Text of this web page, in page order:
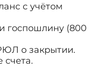
с учётом
госпошлину (800
о закрытии.
счета.